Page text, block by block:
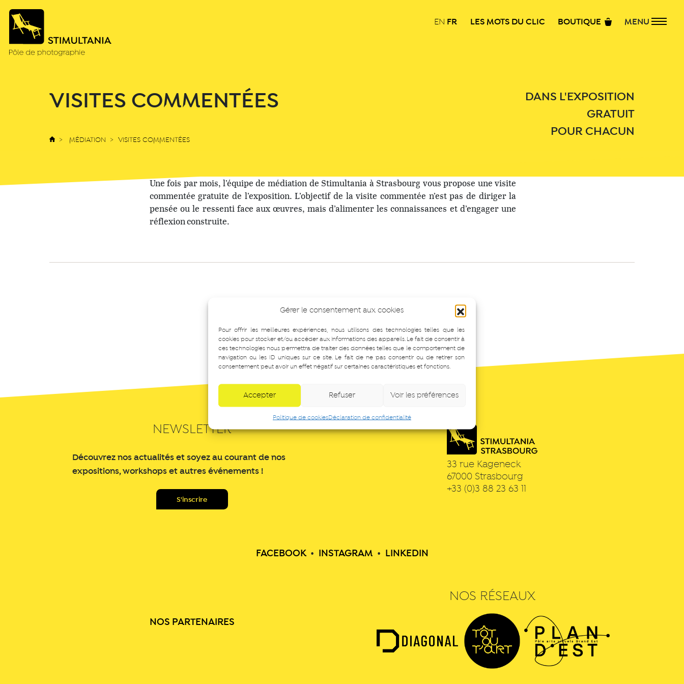
Gérer le consentement aux cookies
Pour offrir les meilleures expériences, nous utilisons des technologies telles que les
cookies pour stocker et/ou accéder aux informations des appareils. Le fait de consentir à
ces technologies nous permettra de traiter des données telles que le comportement de
navigation ou les ID uniques sur ce site. Le fait de ne pas consentir ou de retirer son
consentement peut avoir un effet négatif sur certaines caractéristiques et fonctions.
Accepter Refuser Voir les préférences
Politique de cookiesDéclaration de confidentialité
EN FR LES MOTS DU CLIC BOUTIQUE MENU
VISITES COMMENTÉES
MÉDIATION VISITES COMMENTÉES
DANS L'EXPOSITION
GRATUIT
POUR CHACUN
Une fois par mois, l’équipe de médiation de Stimultania à Strasbourg vous propose une visite
commentée gratuite de l’exposition. L’objectif de la visite commentée n’est pas de diriger la
pensée ou le ressenti face aux œuvres, mais d’alimenter les connaissances et d’engager une
réflexion construite.
NEWSLETTER
Découvrez nos actualités et soyez au courant de nos
expositions, workshops et autres événements !
33 rue Kageneck
67000 Strasbourg
+33 (0)3 88 23 63 11
FACEBOOK • INSTAGRAM • LINKEDIN
NOS PARTENAIRES
NOS RÉSEAUX